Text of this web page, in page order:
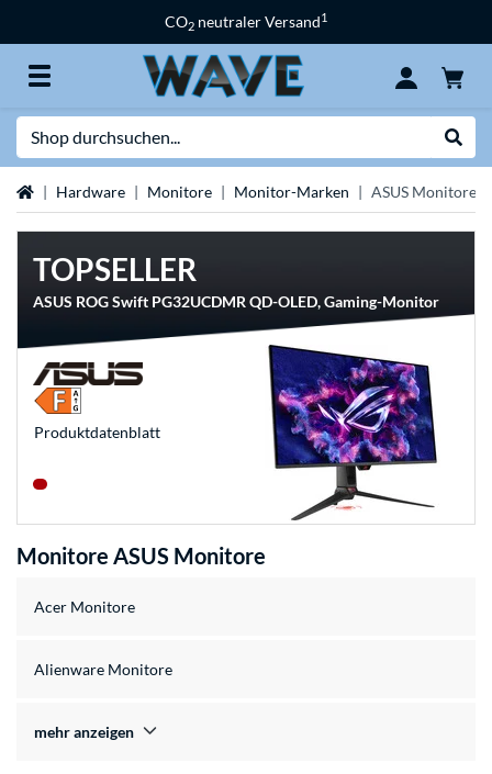
CO2 neutraler Versand1
StartseiteHardware Monitore Monitor-Marken ASUS Monitore
TOPSELLER
ASUS ROG Swift PG32UCDMR QD-OLED, Gaming-Monitor
Produkt­datenblatt
Monitore ASUS Monitore
Acer Monitore
Alienware Monitore
mehr anzeigen